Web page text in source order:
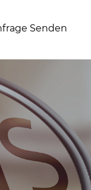
Senden